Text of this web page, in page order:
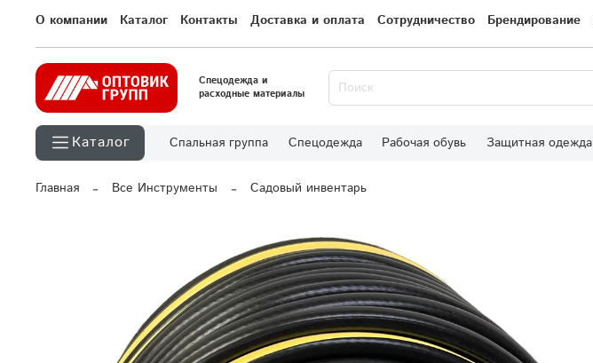
О компании Каталог Контакты Доставка и оплата Сотрудничество Брендирование
Спецодежда и
расходные материалы
Каталог Спальная группа Спецодежда Рабочая обувь Защитная одежда
Главная Все Инструменты Садовый инвентарь